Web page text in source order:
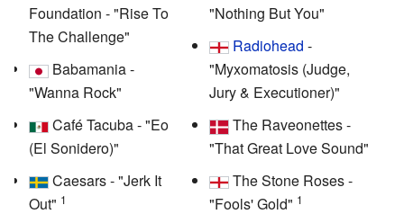
Foundation - "Rise To
The Challenge"
Babamania -
"Wanna Rock"
Café Tacuba - "Eo
(El Sonidero)"
Caesars - "Jerk It
Out" 1
"Nothing But You"
Radiohead -
"Myxomatosis (Judge,
Jury & Executioner)"
The Raveonettes -
"That Great Love Sound"
The Stone Roses -
"Fools' Gold" 1